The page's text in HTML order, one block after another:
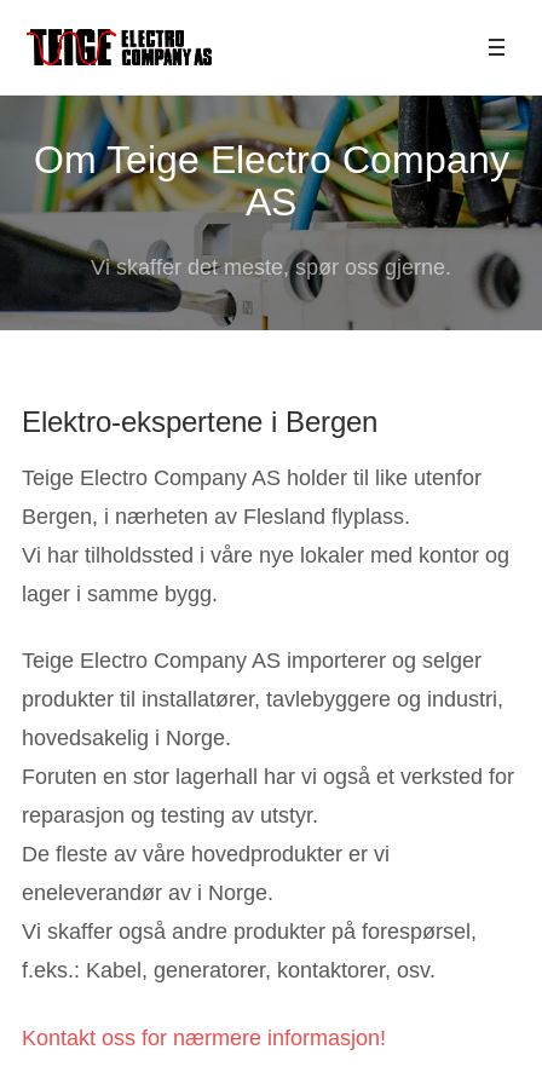
Om Teige Electro Company
AS
Vi skaffer det meste, spør oss gjerne.
Elektro-ekspertene i Bergen
Teige Electro Company AS holder til like utenfor
Bergen, i nærheten av Flesland flyplass.
Vi har tilholdssted i våre nye lokaler med kontor og
lager i samme bygg.
Teige Electro Company AS importerer og selger
produkter til installatører, tavlebyggere og industri,
hovedsakelig i Norge.
Foruten en stor lagerhall har vi også et verksted for
reparasjon og testing av utstyr.
De fleste av våre hovedprodukter er vi
eneleverandør av i Norge.
Vi skaffer også andre produkter på forespørsel,
f.eks.: Kabel, generatorer, kontaktorer, osv.
Kontakt oss for nærmere informasjon!